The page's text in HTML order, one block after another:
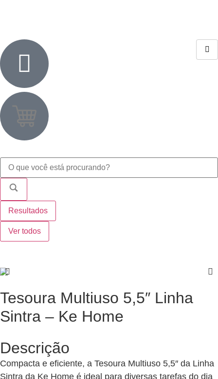
Resultados
Ver todos
Tesoura Multiuso 5,5″ Linha
Sintra – Ke Home
Descrição
Compacta e eficiente, a Tesoura Multiuso 5,5″ da Linha
Sintra da Ke Home é ideal para diversas tarefas do dia